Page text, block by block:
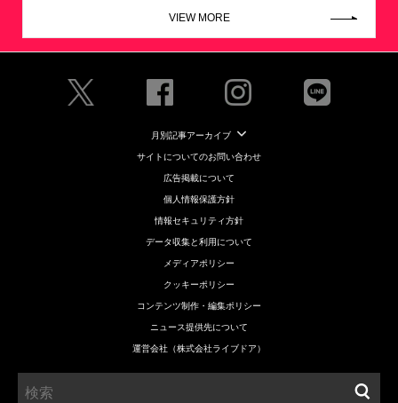
VIEW MORE
月別記事アーカイブ
サイトについてのお問い合わせ
広告掲載について
個人情報保護方針
情報セキュリティ方針
データ収集と利用について
メディアポリシー
クッキーポリシー
コンテンツ制作・編集ポリシー
ニュース提供先について
運営会社（株式会社ライブドア）